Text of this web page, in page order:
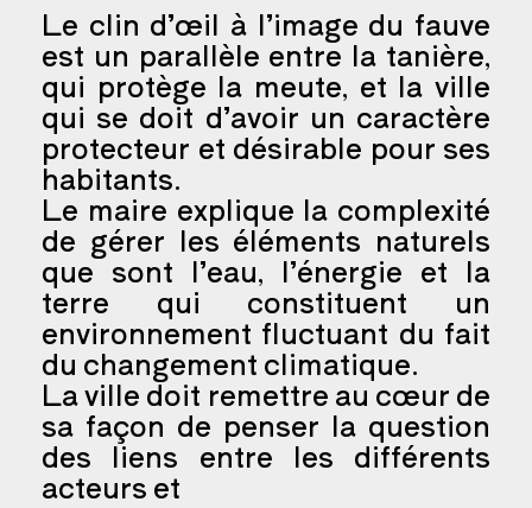
Le clin d’œil à l’image du fauve
est un parallèle entre la tanière,
qui protège la meute, et la ville
qui se doit d’avoir un caractère
protecteur et désirable pour ses
habitants.
Le maire explique la complexité
de gérer les éléments naturels
que sont l’eau, l’énergie et la
terre qui constituent un
environnement fluctuant du fait
du changement climatique.
La ville doit remettre au cœur de
sa façon de penser la question
des liens entre les différents
acteurs et